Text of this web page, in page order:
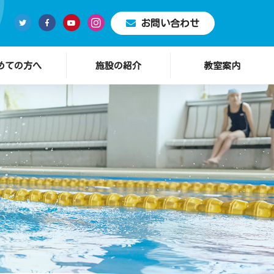
お問い合わせ
ての方へ 施設の紹介 教室案内